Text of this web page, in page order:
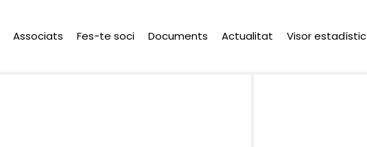
Associats Fes-te soci Documents Actualitat Visor estadístic